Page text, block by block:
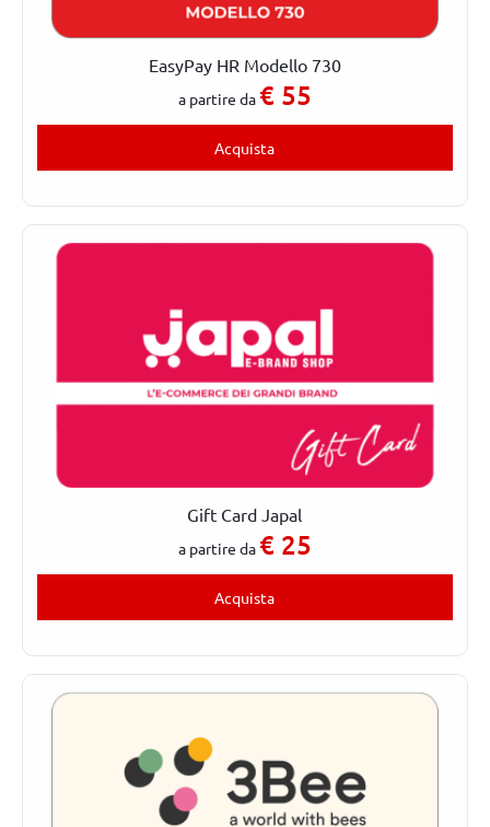
EasyPay HR Modello 730
a partire da€ 55
Acquista
Gift Card Japal
a partire da€ 25
Acquista